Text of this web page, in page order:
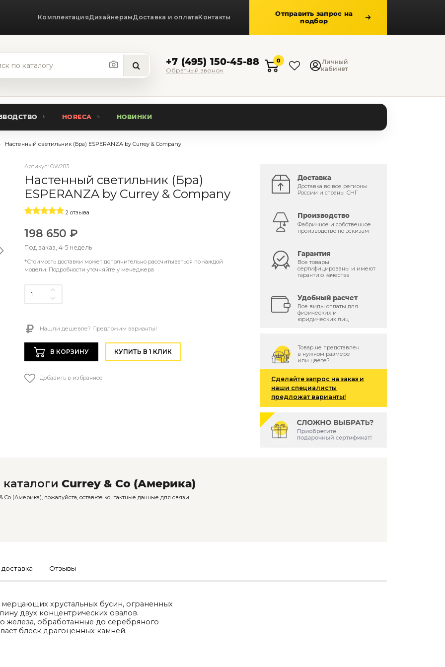
КомплектацияДизайнерамДоставка и оплатаКонтакты
Отправить запрос на
подбор
+7 (495) 150-45-88
Обратный звонок
0
Личный
кабинет
HORECA НОВИНКИ
Настенный светильник (Бра) ESPERANZA by Currey & Company
Артикул: OW283
Настенный светильник (Бра)
ESPERANZA by Currey & Company
2 отзыва
198 650 ₽
Под заказ, 4-5 недель
*Стоимость доставки может дополнительно рассчитываться по каждой
модели. Подробности уточняйте у менеджера
Нашли дешевле? Предложим варианты!
В КОРЗИНУ КУПИТЬ В 1 КЛИК
Добавить в избранное
Доставка
Доставка во все регионы
России и страны СНГ
Производство
Фабричное и собственное
производство по эскизам
Гарантия
Все товары
сертифицированы и имеют
гарантию качества
Удобный расчет
Все виды оплаты для
физических и
юридических лиц
Товар не представлен
в нужном размере
или цвете?
Сделайте запрос на заказ и
наши специалисты
предложат варианты!
Currey & Co (Америка)
(Америка), пожалуйста, оставьте контактные данные для связи.
Отзывы
хрустальных бусин, ограненных
двух концентрических овалов.
железа, обработанные до серебряного
блеск драгоценных камней.